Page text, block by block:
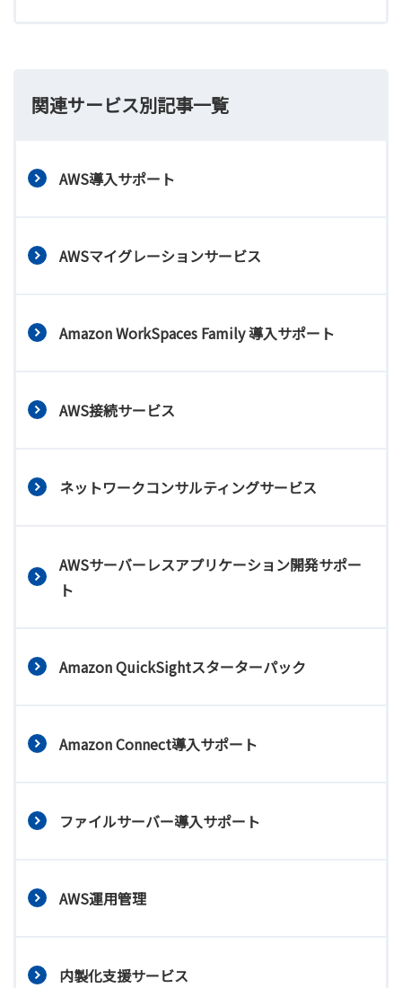
関連サービス別記事一覧
AWS導入サポート
AWSマイグレーションサービス
Amazon WorkSpaces Family 導入サポート
AWS接続サービス
ネットワークコンサルティングサービス
AWSサーバーレスアプリケーション開発サポー
ト
Amazon QuickSightスターターパック
Amazon Connect導入サポート
ファイルサーバー導入サポート
AWS運用管理
内製化支援サービス